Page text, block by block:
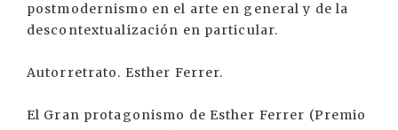
postmodernismo en el arte en general y de la
descontextualización en particular.
Autorretrato. Esther Ferrer.
El Gran protagonismo de Esther Ferrer (Premio